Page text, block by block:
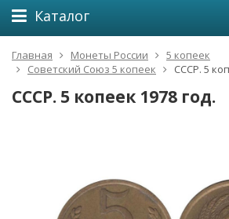
Каталог
Главная Монеты России
5 копеек
Советский Союз 5 копеек
СССР. 5
СССР. 5 копеек 1978 год.